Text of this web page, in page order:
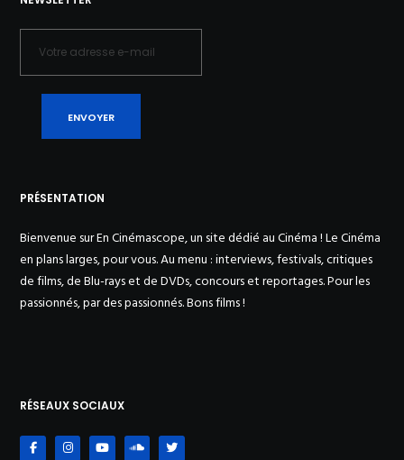
PRÉSENTATION
Bienvenue sur En Cinémascope, un site dédié au Cinéma ! Le Cinéma
en plans larges, pour vous. Au menu : interviews, festivals, critiques
de films, de Blu-rays et de DVDs, concours et reportages. Pour les
passionnés, par des passionnés. Bons films !
RÉSEAUX SOCIAUX